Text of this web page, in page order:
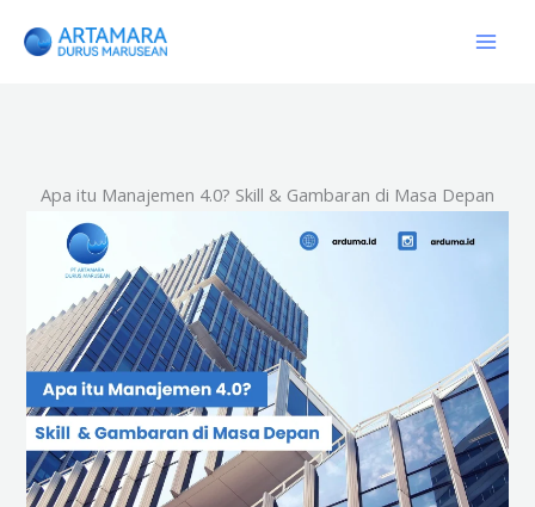
Apa itu Manajemen 4.0? Skill & Gambaran di Masa Depan